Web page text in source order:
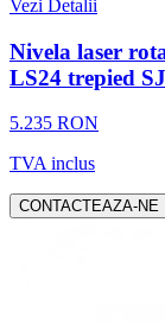
Vezi Detalii
Nivela laser
LS24 trepied
5.235 RON
TVA inclus
CONTACTEAZA-NE